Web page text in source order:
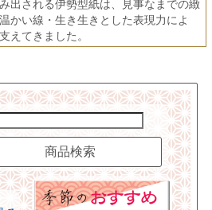
出される伊勢型紙は、見事なまでの緻
かい線・生き生きとした表現力によ
えてきました。